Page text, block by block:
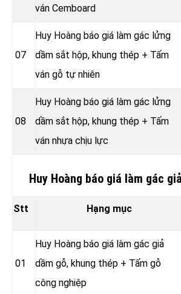
ván Cemboard
07
Huy Hoàng báo giá làm gác lửng
dầm sắt hộp, khung thép + Tấm
ván gỗ tự nhiên
08
Huy Hoàng báo giá làm gác lửng
dầm sắt hộp, khung thép + Tấm
ván nhựa chịu lực
Huy Hoàng báo giá làm gác
Stt Hạng mục
01
Huy Hoàng báo giá làm gác giả
dầm gỗ, khung thép + Tấm gỗ
công nghiệp